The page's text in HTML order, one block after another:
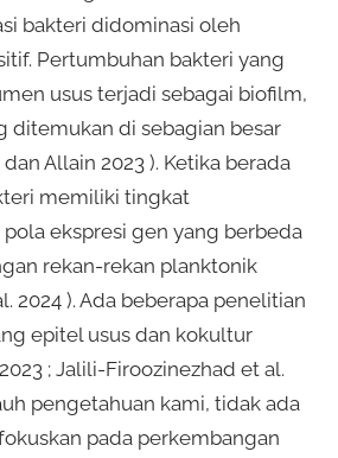
bakteri didominasi oleh
Pertumbuhan bakteri yang
usus terjadi sebagai biofilm,
ditemukan di sebagian besar
Allain 2023 ). Ketika berada
memiliki tingkat
ekspresi gen yang berbeda
rekan-rekan planktonik
2024 ). Ada beberapa penelitian
epitel usus dan kokultur
; Jalili-Firoozinezhad et al.
pengetahuan kami, tidak ada
pada perkembangan